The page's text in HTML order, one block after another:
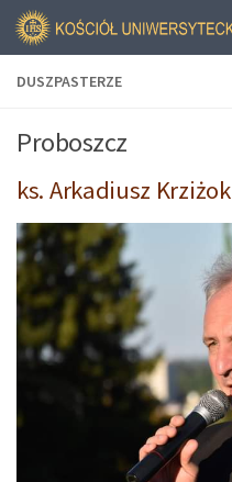
DUSZPASTERZE
Proboszcz
ks. Arkadiusz Krziżok